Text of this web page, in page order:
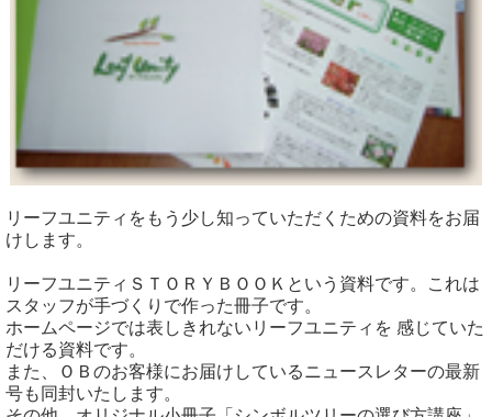
リーフユニティをもう少し知っていただくための資料をお届
けします。
リーフユニティＳＴＯＲＹＢＯＯＫという資料です。これは
スタッフが手づくりで作った冊子です。
ホームページでは表しきれないリーフユニティを 感じていた
だける資料です。
また、ＯＢのお客様にお届けしているニュースレターの最新
号も同封いたします。